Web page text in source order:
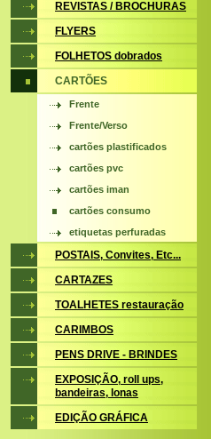
REVISTAS / BROCHURAS
FLYERS
FOLHETOS dobrados
CARTÕES
Frente
Frente/Verso
cartões plastificados
cartões pvc
cartões iman
cartões consumo
etiquetas perfuradas
POSTAIS, Convites, Etc...
CARTAZES
TOALHETES restauração
CARIMBOS
PENS DRIVE - BRINDES
EXPOSIÇÃO, roll ups,
bandeiras, lonas
EDIÇÃO GRÁFICA